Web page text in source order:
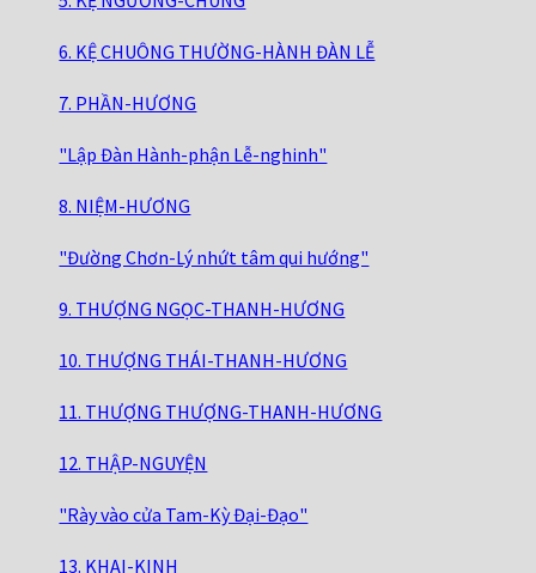
6. KỆ CHUÔNG THƯỜNG-HÀNH ĐÀN LỄ
7. PHẦN-HƯƠNG
"Lập Đàn Hành-phận Lễ-nghinh"
8. NIỆM-HƯƠNG
"Đường Chơn-Lý nhứt tâm qui hướng"
9. THƯỢNG NGỌC-THANH-HƯƠNG
10. THƯỢNG THÁI-THANH-HƯƠNG
11. THƯỢNG THƯỢNG-THANH-HƯƠNG
12. THẬP-NGUYỆN
"Rày vào cửa Tam-Kỳ Đại-Đạo"
13. KHAI-KINH